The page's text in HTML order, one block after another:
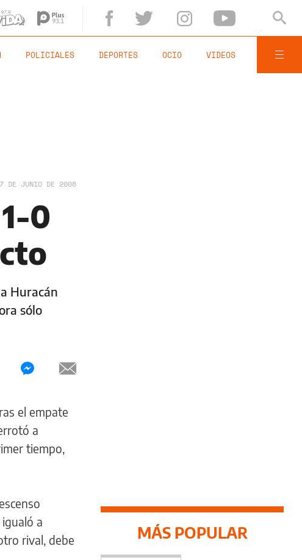
POLICIALES DEPORTES OCIO VIDEOS
DE JUNIO DE 2008
0
Huracán
sólo
el empate
a
tiempo,
a
rival, debe
MÁS POPULAR